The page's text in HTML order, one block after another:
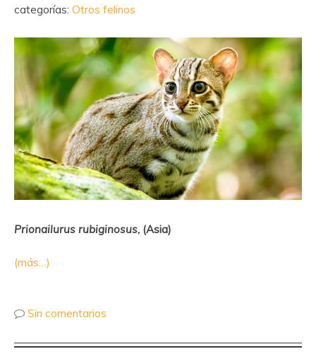
categorías: Otros felinos
Prionailurus rubiginosus, (Asia)
(más…)
Sin comentarios